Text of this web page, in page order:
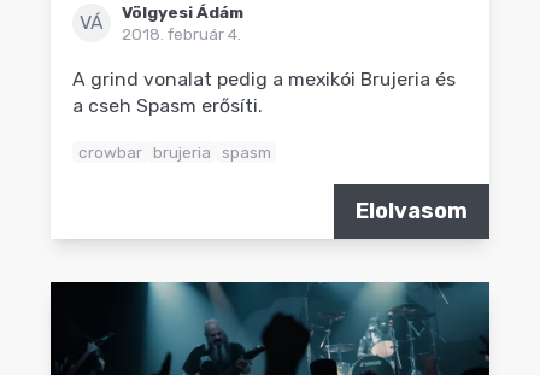
VÁ
Völgyesi Ádám
2018. február 4.
A grind vonalat pedig a mexikói Brujeria és
a cseh Spasm erősíti.
crowbar brujeria spasm
Elolvasom